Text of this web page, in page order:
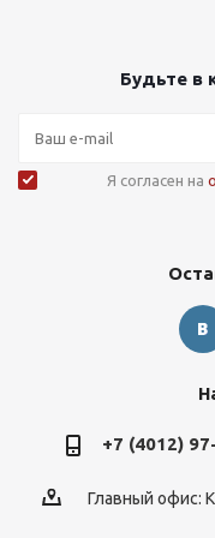
Будьте в
Я согласен на
+7 (4012)
Главный офис: